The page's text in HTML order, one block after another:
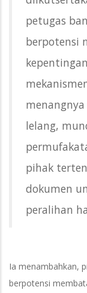
petugas
berpotensi
lelang,
pihak
dokumen
peralihan
Ia menambahkan,
berpotensi